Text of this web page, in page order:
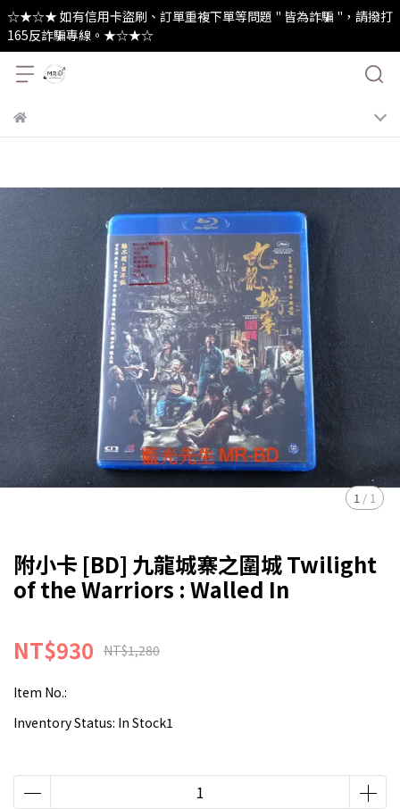
☆★☆★ 如有信用卡盜刷、訂單重複下單等問題 " 皆為詐騙 "，請撥打
165反詐騙專線。★☆★☆
1 / 1
附小卡 [BD] 九龍城寨之圍城 Twilight
of the Warriors : Walled In
NT$930 NT$1,280
Item No.:
Inventory Status: In Stock1